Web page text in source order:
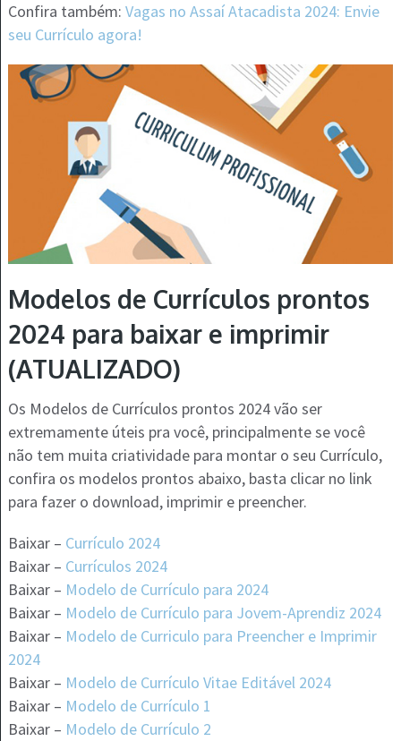
Confira também: Vagas no Assaí Atacadista 2024: Envie
seu Currículo agora!
Modelos de Currículos prontos
2024 para baixar e imprimir
(ATUALIZADO)
Os Modelos de Currículos prontos 2024 vão ser
extremamente úteis pra você, principalmente se você
não tem muita criatividade para montar o seu Currículo,
confira os modelos prontos abaixo, basta clicar no link
para fazer o download, imprimir e preencher.
Baixar – Currículo 2024
Baixar – Currículos 2024
Baixar – Modelo de Currículo para 2024
Baixar – Modelo de Currículo para Jovem-Aprendiz 2024
Baixar – Modelo de Curriculo para Preencher e Imprimir
2024
Baixar – Modelo de Currículo Vitae Editável 2024
Baixar – Modelo de Currículo 1
Baixar – Modelo de Currículo 2